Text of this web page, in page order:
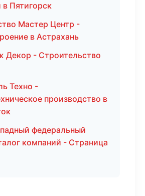
в Пятигорск
Мастер Центр -
в Астрахань
Декор - Строительство
Техно -
производство в
федеральный
компаний - Страница